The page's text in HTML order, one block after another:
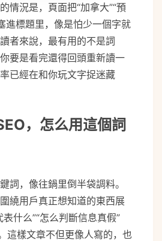
情況是，頁面把“加拿大”“預
進標題里，像是怕少一個字就
者來說，最有用的不是詞
要是看完還得回頭重新讀一
已經在和你玩文字捉迷藏
，怎么用這個詞
詞，像往鍋里倒半袋調料。
繞用戶真正想知道的東西展
什么”“怎么判斷信息真假”
這樣文章不但更像人寫的，也